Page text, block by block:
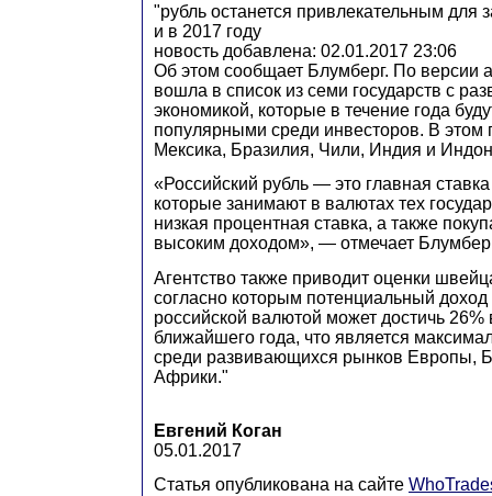
"рубль останется привлекательным для
и в 2017 году
новость добавлена: 02.01.2017 23:06
Об этом сообщает Блумберг. По версии
вошла в список из семи государств с
экономикой, которые в течение года
популярными среди инвесторов. В этом
Мексика, Бразилия, Чили, Индия и
«Российский рубль — это главная
которые занимают в валютах тех
низкая процентная ставка, а также
высоким доходом», — отмечает
Агентство также приводит оценки
согласно которым потенциальный доход
российской валютой может достичь 26%
ближайшего года, что является
среди развивающихся рынков Европы,
Африки."
Евгений Коган
05.01.2017
Статья опубликована на сайте